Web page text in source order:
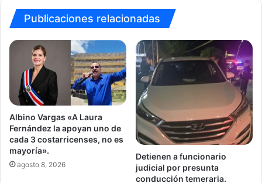
Publicaciones relacionadas
Albino Vargas «A Laura
Fernández la apoyan uno de
cada 3 costarricenses, no es
mayoría».
agosto 8, 2026
Detienen a funcionario
judicial por presunta
conducción temeraria.